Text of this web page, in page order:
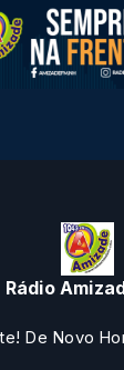
Rádio
De Novo